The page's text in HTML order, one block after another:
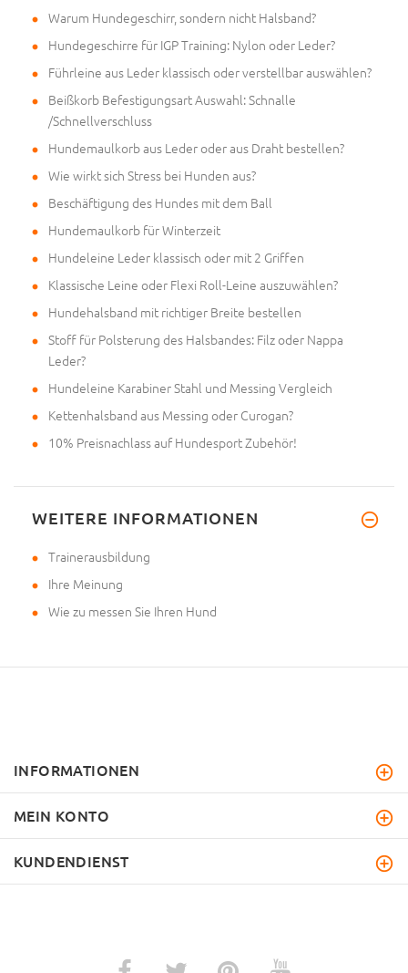
Warum Hundegeschirr, sondern nicht Halsband?
Hundegeschirre für IGP Training: Nylon oder Leder?
Führleine aus Leder klassisch oder verstellbar auswählen?
Beißkorb Befestigungsart Auswahl: Schnalle
/Schnellverschluss
Hundemaulkorb aus Leder oder aus Draht bestellen?
Wie wirkt sich Stress bei Hunden aus?
Beschäftigung des Hundes mit dem Ball
Hundemaulkorb für Winterzeit
Hundeleine Leder klassisch oder mit 2 Griffen
Klassische Leine oder Flexi Roll-Leine auszuwählen?
Hundehalsband mit richtiger Breite bestellen
Stoff für Polsterung des Halsbandes: Filz oder Nappa
Leder?
Hundeleine Karabiner Stahl und Messing Vergleich
Kettenhalsband aus Messing oder Curogan?
10% Preisnachlass auf Hundesport Zubehör!
WEITERE INFORMATIONEN
Trainerausbildung
Ihre Meinung
Wie zu messen Sie Ihren Hund
INFORMATIONEN
MEIN KONTO
KUNDENDIENST